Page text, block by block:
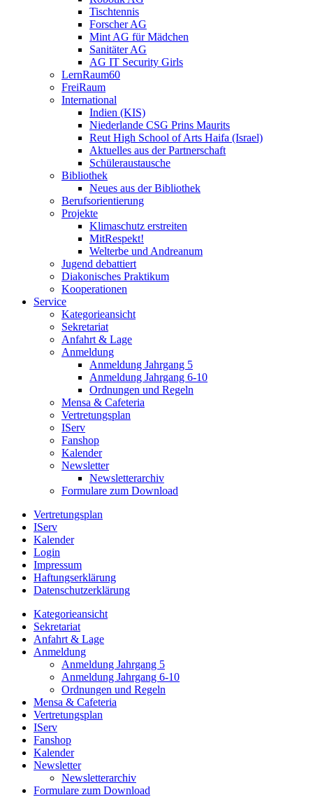
Tischtennis
Forscher AG
Mint AG für Mädchen
Sanitäter AG
AG IT Security Girls
LernRaum60
FreiRaum
International
Indien (KIS)
Niederlande CSG Prins Maurits
Reut High School of Arts Haifa (Israel)
Aktuelles aus der Partnerschaft
Schüleraustausche
Bibliothek
Neues aus der Bibliothek
Berufsorientierung
Projekte
Klimaschutz erstreiten
MitRespekt!
Welterbe und Andreanum
Jugend debattiert
Diakonisches Praktikum
Kooperationen
Service
Kategorieansicht
Sekretariat
Anfahrt & Lage
Anmeldung
Anmeldung Jahrgang 5
Anmeldung Jahrgang 6-10
Ordnungen und Regeln
Mensa & Cafeteria
Vertretungsplan
IServ
Fanshop
Kalender
Newsletter
Newsletterarchiv
Formulare zum Download
Vertretungsplan
IServ
Kalender
Login
Impressum
Haftungserklärung
Datenschutzerklärung
Kategorieansicht
Sekretariat
Anfahrt & Lage
Anmeldung
Anmeldung Jahrgang 5
Anmeldung Jahrgang 6-10
Ordnungen und Regeln
Mensa & Cafeteria
Vertretungsplan
IServ
Fanshop
Kalender
Newsletter
Newsletterarchiv
Formulare zum Download